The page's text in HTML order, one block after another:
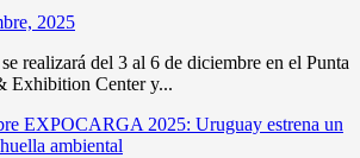
2025
realizará del 3 al 6 de diciembre en el Punta
Exhibition Center y...
EXPOCARGA 2025: Uruguay estrena un
ambiental